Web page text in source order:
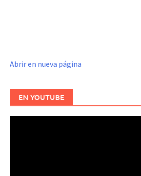
Abrir en nueva página
EN YOUTUBE